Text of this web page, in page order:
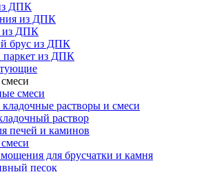
ДПК
из ДПК
из ДПК
брус из ДПК
из ДПК
смеси
растворы и смеси
раствор
печей и каминов
для брусчатки и камня
песок